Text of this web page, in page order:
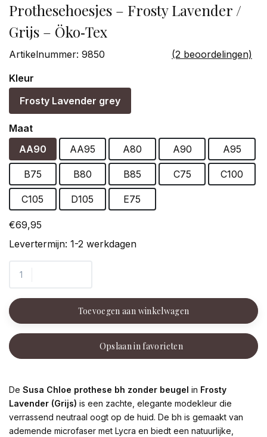
Prothesehoesjes – Frosty Lavender /
Grijs – Öko‑Tex
Artikelnummer: 9850
(2 beoordelingen)
Kleur
Frosty Lavender grey
Maat
AA90
AA95 A80 A90 A95
B75 B80 B85 C75 C100
C105 D105 E75
€69,95
Levertermijn: 1-2 werkdagen
Toevoegen aan winkelwagen
Opslaan in favorieten
De Susa Chloe prothese bh zonder beugel in Frosty
Lavender (Grijs) is een zachte, elegante modekleur die
verrassend neutraal oogt op de huid. De bh is gemaakt van
ademende microfaser met Lycra en biedt een natuurlijke,